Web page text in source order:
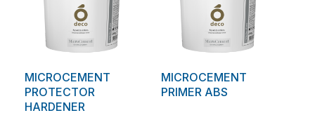
MICROCEMENT
PROTECTOR
HARDENER
MICROCEMENT
PRIMER ABS